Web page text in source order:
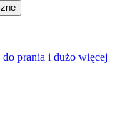
prania i dużo więcej